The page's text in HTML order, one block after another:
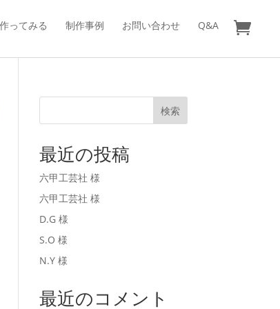
作ってみる 制作事例 お問い合わせ Q&A
検索
最近の投稿
六甲工芸社 様
六甲工芸社 様
D.G 様
S.O 様
N.Y 様
最近のコメント